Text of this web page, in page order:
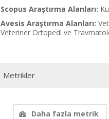
Scopus Araştırma Alanları:
Avesis Araştırma Alanları:
Veteriner Ortopedi ve
Metrikler
Daha fazla metrik